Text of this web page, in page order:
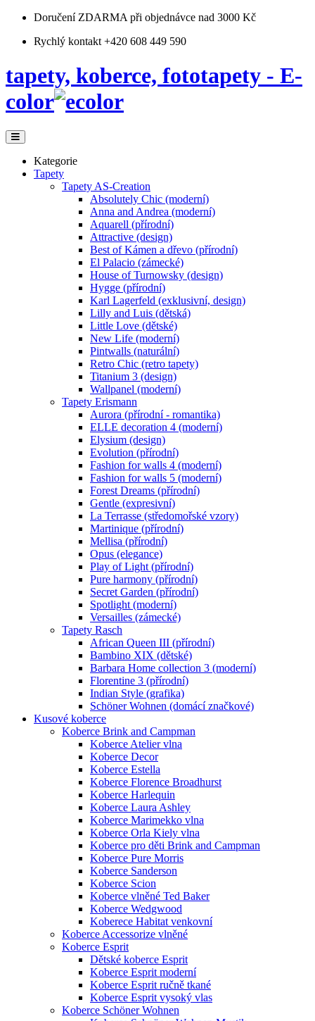
Doručení ZDARMA při objednávce nad 3000 Kč
Rychlý kontakt +420 608 449 590
tapety, koberce, fototapety - E-
color
Kategorie
Tapety
Tapety AS-Creation
Absolutely Chic (moderní)
Anna and Andrea (moderní)
Aquarell (přírodní)
Attractive (design)
Best of Kámen a dřevo (přírodní)
El Palacio (zámecké)
House of Turnowsky (design)
Hygge (přírodní)
Karl Lagerfeld (exklusivní, design)
Lilly and Luis (dětská)
Little Love (dětské)
New Life (moderní)
Pintwalls (naturální)
Retro Chic (retro tapety)
Titanium 3 (design)
Wallpanel (moderní)
Tapety Erismann
Aurora (přírodní - romantika)
ELLE decoration 4 (moderní)
Elysium (design)
Evolution (přírodní)
Fashion for walls 4 (moderní)
Fashion for walls 5 (moderní)
Forest Dreams (přírodní)
Gentle (expresivní)
La Terrasse (středomořské vzory)
Martinique (přírodní)
Mellisa (přírodní)
Opus (elegance)
Play of Light (přírodní)
Pure harmony (přírodní)
Secret Garden (přírodní)
Spotlight (moderní)
Versailles (zámecké)
Tapety Rasch
African Queen III (přírodní)
Bambino XIX (dětské)
Barbara Home collection 3 (moderní)
Florentine 3 (přírodní)
Indian Style (grafika)
Schöner Wohnen (domácí značkové)
Kusové koberce
Koberce Brink and Campman
Koberce Atelier vlna
Koberce Decor
Koberce Estella
Koberce Florence Broadhurst
Koberce Harlequin
Koberce Laura Ashley
Koberce Marimekko vlna
Koberce Orla Kiely vlna
Koberce pro děti Brink and Campman
Koberce Pure Morris
Koberce Sanderson
Koberce Scion
Koberce vlněné Ted Baker
Koberce Wedgwood
Koberece Habitat venkovní
Koberce Accessorize vlněné
Koberce Esprit
Dětské koberce Esprit
Koberce Esprit moderní
Koberce Esprit ručně tkané
Koberce Esprit vysoký vlas
Koberce Schöner Wohnen